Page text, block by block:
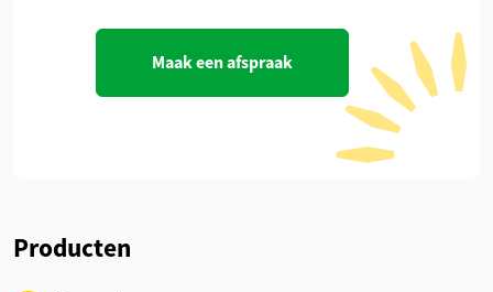
Maak een afspraak
Producten